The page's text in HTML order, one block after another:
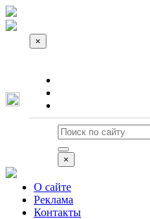
×
×
О сайте
Реклама
Контакты